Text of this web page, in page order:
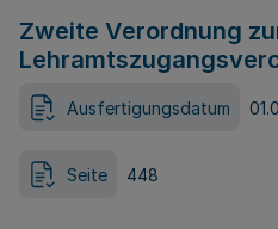
Zweite Verordnung
Ausfertigungsdatum
Seite 448